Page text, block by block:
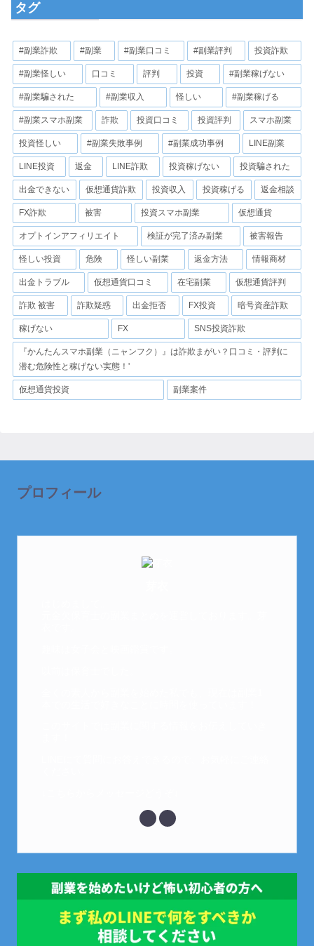
タグ
#副業詐欺 #副業 #副業口コミ #副業評判 投資詐欺
#副業怪しい 口コミ 評判 投資 #副業稼げない
#副業騙された #副業収入 怪しい #副業稼げる
#副業スマホ副業 詐欺 投資口コミ 投資評判 スマホ副業
投資怪しい #副業失敗事例 #副業成功事例 LINE副業
LINE投資 返金 LINE詐欺 投資稼げない 投資騙された
出金できない 仮想通貨詐欺 投資収入 投資稼げる 返金相談
FX詐欺 被害 投資スマホ副業 仮想通貨
オプトインアフィリエイト 検証が完了済み副業 被害報告
怪しい投資 危険 怪しい副業 返金方法 情報商材
出金トラブル 仮想通貨口コミ 在宅副業 仮想通貨評判
詐欺 被害 詐欺疑惑 出金拒否 FX投資 暗号資産詐欺
稼げない FX SNS投資詐欺
『かんたんスマホ副業（ニャンフク）』は詐欺まがい？口コミ・評判に
潜む危険性と稼げない実態！'
仮想通貨投資 副業案件
プロフィール